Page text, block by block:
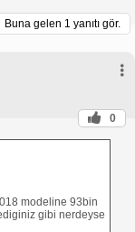
Buna gelen 1 yanıtı gör.
0
modeline 93bin
gibi nerdeyse